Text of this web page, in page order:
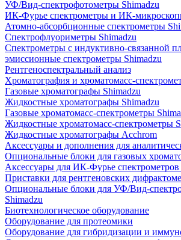
УФ/Вид-спектрофотометры Shimadzu
ИК-Фурье спектрометры и ИК-
Атомно-абсорбционные спектрометры
Спектрофлуориметры Shimadzu
Спектрометры с индуктивно-связанной
эмиссионные спектрометры Shimadzu
Рентгеноспектральный анализ
Хроматография и хроматомасс-
Газовые хроматографы Shimadzu
Жидкостные хроматографы Shimadzu
Газовые хроматомасс-спектрометры
Жидкостные хроматомасс-спектрометры
Жидкостные хроматографы Acchrom
Аксессуары и дополнения для
Опциональные блоки для газовых
Аксессуары для ИК-Фурье спектрометров
Приставки для рентгеновских
Опциональные блоки для УФ/Вид-
Shimadzu
Биотехнологическое оборудование
Оборудование для протеомики
Оборудование для гибридизации и